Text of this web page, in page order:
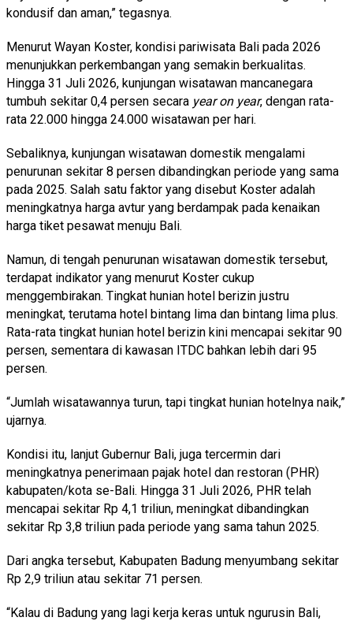
kondusif dan aman,” tegasnya.
Menurut Wayan Koster, kondisi pariwisata Bali pada 2026
menunjukkan perkembangan yang semakin berkualitas.
Hingga 31 Juli 2026, kunjungan wisatawan mancanegara
tumbuh sekitar 0,4 persen secara year on year, dengan rata-
rata 22.000 hingga 24.000 wisatawan per hari.
Sebaliknya, kunjungan wisatawan domestik mengalami
penurunan sekitar 8 persen dibandingkan periode yang sama
pada 2025. Salah satu faktor yang disebut Koster adalah
meningkatnya harga avtur yang berdampak pada kenaikan
harga tiket pesawat menuju Bali.
Namun, di tengah penurunan wisatawan domestik tersebut,
terdapat indikator yang menurut Koster cukup
menggembirakan. Tingkat hunian hotel berizin justru
meningkat, terutama hotel bintang lima dan bintang lima plus.
Rata-rata tingkat hunian hotel berizin kini mencapai sekitar 90
persen, sementara di kawasan ITDC bahkan lebih dari 95
persen.
“Jumlah wisatawannya turun, tapi tingkat hunian hotelnya naik,”
ujarnya.
Kondisi itu, lanjut Gubernur Bali, juga tercermin dari
meningkatnya penerimaan pajak hotel dan restoran (PHR)
kabupaten/kota se-Bali. Hingga 31 Juli 2026, PHR telah
mencapai sekitar Rp 4,1 triliun, meningkat dibandingkan
sekitar Rp 3,8 triliun pada periode yang sama tahun 2025.
Dari angka tersebut, Kabupaten Badung menyumbang sekitar
Rp 2,9 triliun atau sekitar 71 persen.
“Kalau di Badung yang lagi kerja keras untuk ngurusin Bali,